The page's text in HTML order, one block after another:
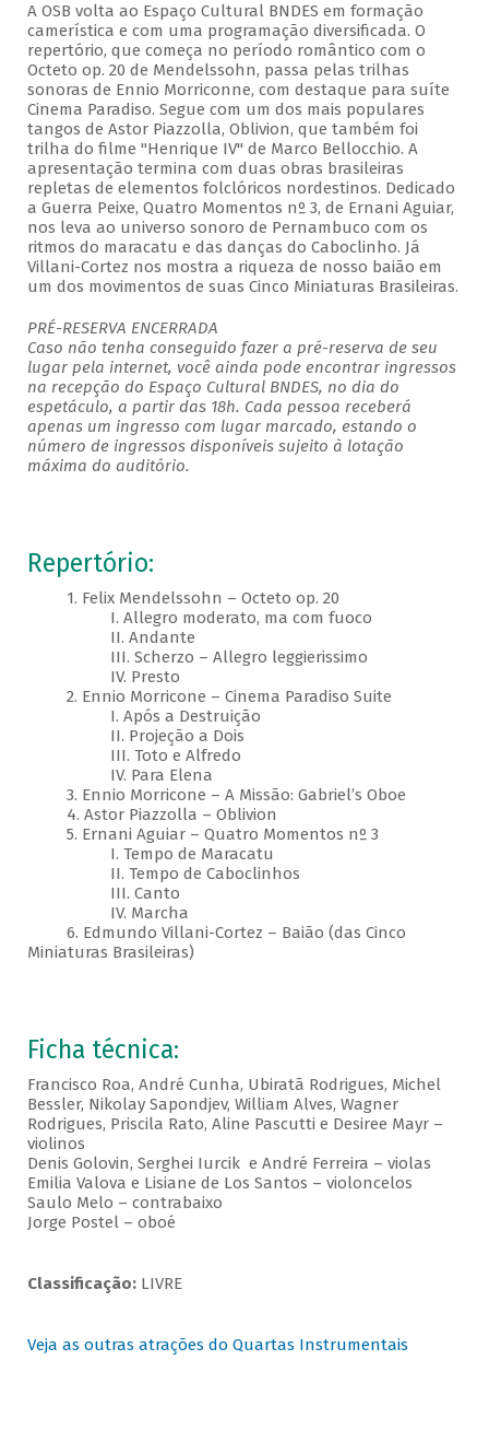
A OSB volta ao Espaço Cultural BNDES em formação
camerística e com uma programação diversificada. O
repertório, que começa no período romântico com o
Octeto op. 20 de Mendelssohn, passa pelas trilhas
sonoras de Ennio Morriconne, com destaque para suíte
Cinema Paradiso. Segue com um dos mais populares
tangos de Astor Piazzolla, Oblivion, que também foi
trilha do filme "Henrique IV" de Marco Bellocchio. A
apresentação termina com duas obras brasileiras
repletas de elementos folclóricos nordestinos. Dedicado
a Guerra Peixe, Quatro Momentos nº 3, de Ernani Aguiar,
nos leva ao universo sonoro de Pernambuco com os
ritmos do maracatu e das danças do Caboclinho. Já
Villani-Cortez nos mostra a riqueza de nosso baião em
um dos movimentos de suas Cinco Miniaturas Brasileiras.
PRÉ-RESERVA ENCERRADA
Caso não tenha conseguido fazer a pré-reserva de seu
lugar pela internet, você ainda pode encontrar ingressos
na recepção do Espaço Cultural BNDES, no dia do
espetáculo, a partir das 18h. Cada pessoa receberá
apenas um ingresso com lugar marcado, estando o
número de ingressos disponíveis sujeito à lotação
máxima do auditório.
Repertório:
1. Felix Mendelssohn – Octeto op. 20
I. Allegro moderato, ma com fuoco
II. Andante
III. Scherzo – Allegro leggierissimo
IV. Presto
2. Ennio Morricone – Cinema Paradiso Suite
I. Após a Destruição
II. Projeção a Dois
III. Toto e Alfredo
IV. Para Elena
3. Ennio Morricone – A Missão: Gabriel’s Oboe
4. Astor Piazzolla – Oblivion
5. Ernani Aguiar – Quatro Momentos nº 3
I. Tempo de Maracatu
II. Tempo de Caboclinhos
III. Canto
IV. Marcha
6. Edmundo Villani-Cortez – Baião (das Cinco
Miniaturas Brasileiras)
Ficha técnica:
Francisco Roa, André Cunha, Ubiratã Rodrigues, Michel
Bessler, Nikolay Sapondjev, William Alves, Wagner
Rodrigues, Priscila Rato, Aline Pascutti e Desiree Mayr –
violinos
Denis Golovin, Serghei Iurcik e André Ferreira – violas
Emilia Valova e Lisiane de Los Santos – violoncelos
Saulo Melo – contrabaixo
Jorge Postel – oboé
Classificação:LIVRE
Veja as outras atrações do Quartas Instrumentais